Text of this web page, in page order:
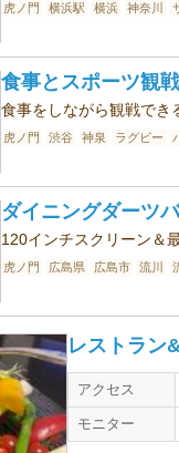
虎ノ門 横浜駅 横浜 神奈川
食事とスポーツ観
食事をしながら観戦でき
虎ノ門 渋谷 神泉 ラグビー
ダイニングダーツ
120インチスクリーン＆
虎ノ門 広島県 広島市 流川
レストラ
アクセス
モニター